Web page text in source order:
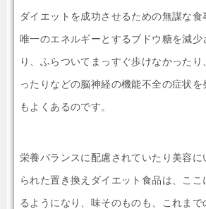
ダイエットを成功させるための無謀な
唯一のエネルギーとするブドウ糖を減少
り、ふらついてまっすぐ歩けなかった
ったりなどの脳神経の機能不全の症状を
もよくあるのです。
栄養バランスに配慮されていたり美容に
られた置き換えダイエット食品は、ここ
るようになり、味そのものも、これまで